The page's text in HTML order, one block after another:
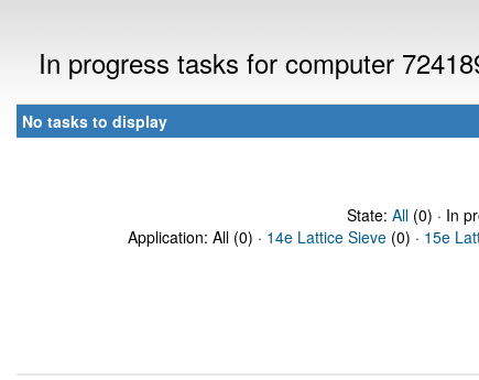
In progress tasks for computer
No tasks to display
State: All(0) · In
Application: All (0) · 14e Lattice Sieve (0) · 15e